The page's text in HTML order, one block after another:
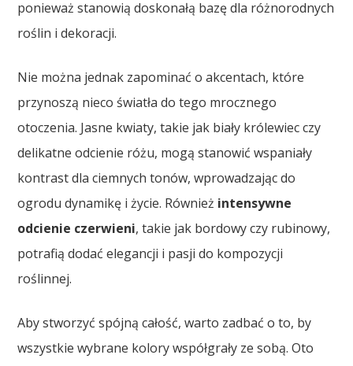
ponieważ stanowią doskonałą bazę dla różnorodnych
roślin i dekoracji.
Nie można jednak zapominać o akcentach, które
przynoszą nieco światła do tego mrocznego
otoczenia. Jasne kwiaty, takie jak biały królewiec czy
delikatne odcienie różu, mogą stanowić wspaniały
kontrast dla ciemnych tonów, wprowadzając do
ogrodu dynamikę i życie. Również intensywne
odcienie czerwieni, takie jak bordowy czy rubinowy,
potrafią dodać elegancji i pasji do kompozycji
roślinnej.
Aby stworzyć spójną całość, warto zadbać o to, by
wszystkie wybrane kolory współgrały ze sobą. Oto